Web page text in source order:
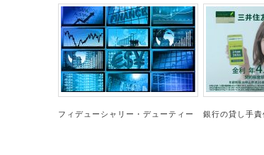
フィデューシャリー・デューティー 銀行の貸し手責